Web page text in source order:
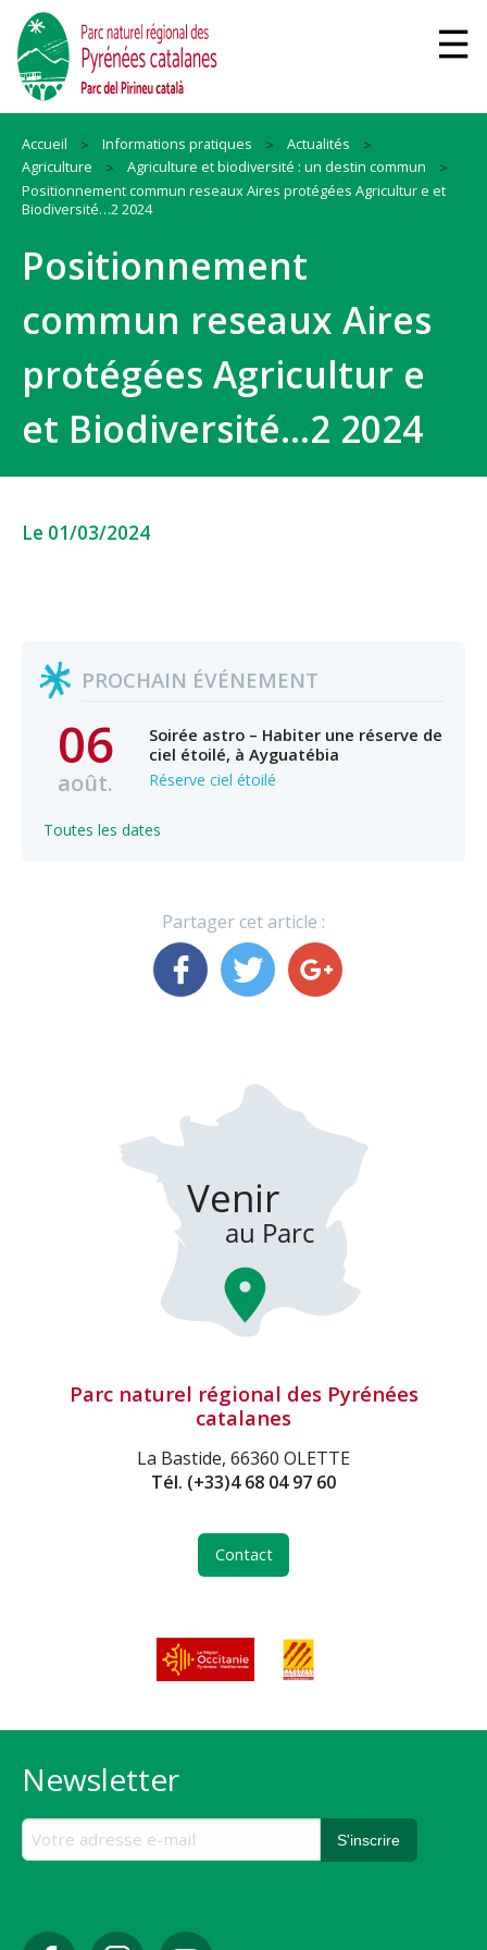
Accueil Informations pratiques
Actualités
Agriculture
Agriculture et biodiversité : un destin commun
Positionnement commun reseaux Aires protégées Agricultur e et
Biodiversité…2 2024
Positionnement
commun reseaux Aires
protégées Agricultur e
et Biodiversité…2 2024
Le 01/03/2024
PROCHAIN ÉVÉNEMENT
06
août.
Soirée astro – Habiter une réserve de
ciel étoilé, à Ayguatébia
Réserve ciel étoilé
Toutes les dates
Partager cet article :
Parc naturel régional des Pyrénées
catalanes
La Bastide, 66360 OLETTE
Tél. (+33)4 68 04 97 60
Contact
Newsletter